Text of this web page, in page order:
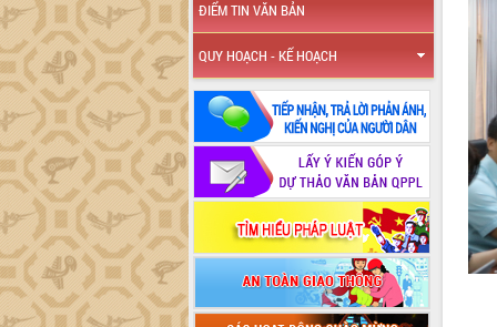
ĐIỂM TIN VĂN BẢN
QUY HOẠCH - KẾ HOẠCH